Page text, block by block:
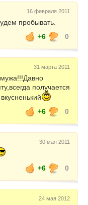
16 февраля 2011
пробывать.
+6
0
31 марта 2011
получается
+6
0
30 мая 2011
+6
0
24 мая 2012